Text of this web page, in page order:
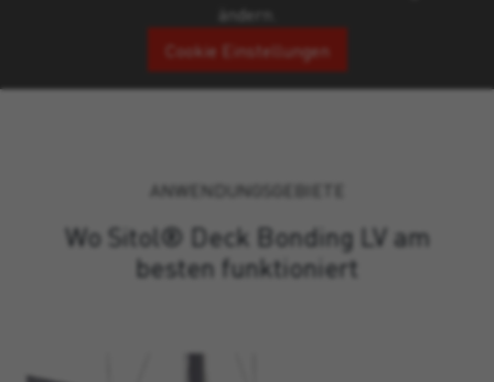
ändern.
Cookie Einstellungen
ANWENDUNGSGEBIETE
Wo Sitol® Deck Bonding LV am
besten funktioniert